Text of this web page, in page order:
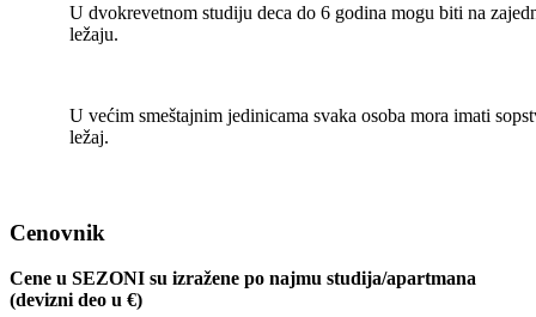
U dvokrevetnom studiju deca do 6 godina mogu biti na
ležaju.
U većim smeštajnim jedinicama svaka osoba mora imati
ležaj.
Cenovnik
Cene u SEZONI su izražene po najmu studija/apartmana
(devizni deo u €)